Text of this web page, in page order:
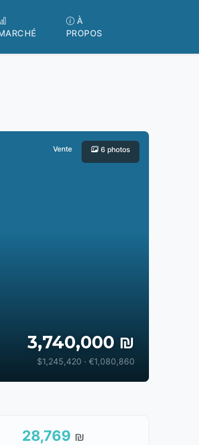
À
PROPOS
Vente 6 photos
3,740,000 ₪
$1,245,420 · €1,080,860
28,769 ₪